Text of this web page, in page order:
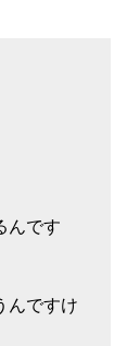
んです
んですけ